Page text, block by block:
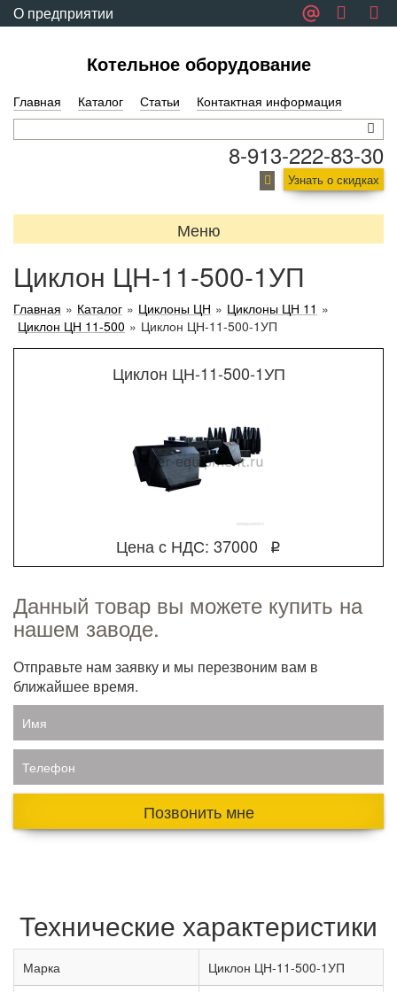
О предприятии
Котельное оборудование
Главная Каталог Статьи Контактная информация
8-913-222-83-30
Узнать о скидках
Меню
Циклон ЦН-11-500-1УП
Главная » Каталог » Циклоны ЦН » Циклоны ЦН 11 »
Циклон ЦН 11-500 » Циклон ЦН-11-500-1УП
Циклон ЦН-11-500-1УП
Цена с НДС: 37000 q
Данный товар вы можете купить на
нашем заводе.
Отправьте нам заявку и мы перезвоним вам в
ближайшее время.
Имя
Телефон
Позвонить мне
Технические характеристики
Марка Циклон ЦН-11-500-1УП